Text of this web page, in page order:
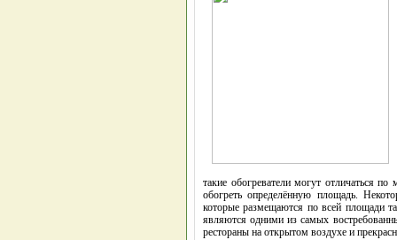
такие обогреватели могут отличаться
обогреть определённую площадь.
которые размещаются по всей площади
являются одними из самых
рестораны на открытом воздухе и